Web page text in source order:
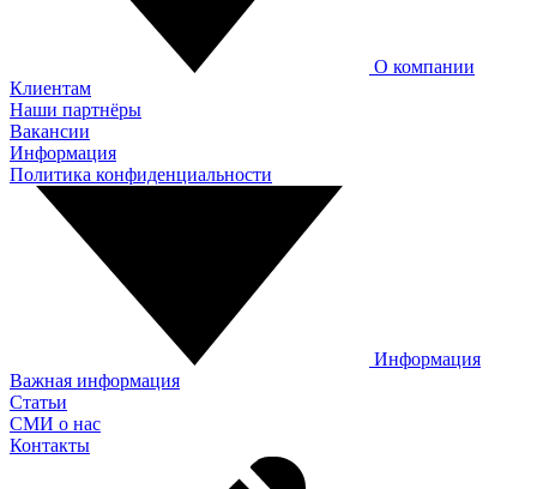
О компании
Клиентам
Наши партнёры
Вакансии
Информация
Политика конфиденциальности
Информация
Важная информация
Статьи
СМИ о нас
Контакты